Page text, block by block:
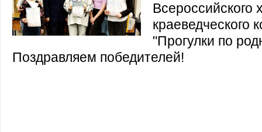
Всероссийского
краеведческого
"Прогулки по
Поздравляем победителей!